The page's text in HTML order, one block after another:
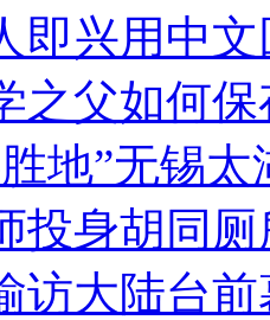
即兴用中
之父如何
地”无锡
投身胡同
访大陆台